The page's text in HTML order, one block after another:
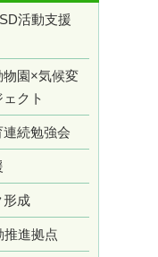
活動支援
園×気候変
クト
続勉強会
形成
推進拠点